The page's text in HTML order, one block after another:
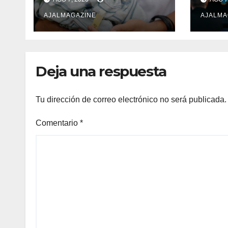
apoyo de Purina Cat
Chow
AJALMAGAZINE
el
Deja una respuesta
Tu dirección de correo electrónico no será publicada.
Comentario *